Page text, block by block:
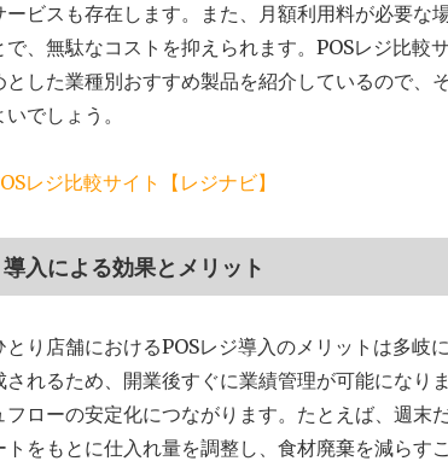
ービスも存在します。また、月額利用料が必要な
で、無駄なコストを抑えられます。POSレジ比較
とした業種別おすすめ製品を紹介しているので、
いでしょう。
レジ比較サイト【レジナビ】
導入による効果とメリット
とり店舗におけるPOSレジ導入のメリットは多
されるため、開業後すぐに業績管理が可能になり
フローの安定化につながります。たとえば、週
トをもとに仕入れ量を調整し、食材廃棄を減らす